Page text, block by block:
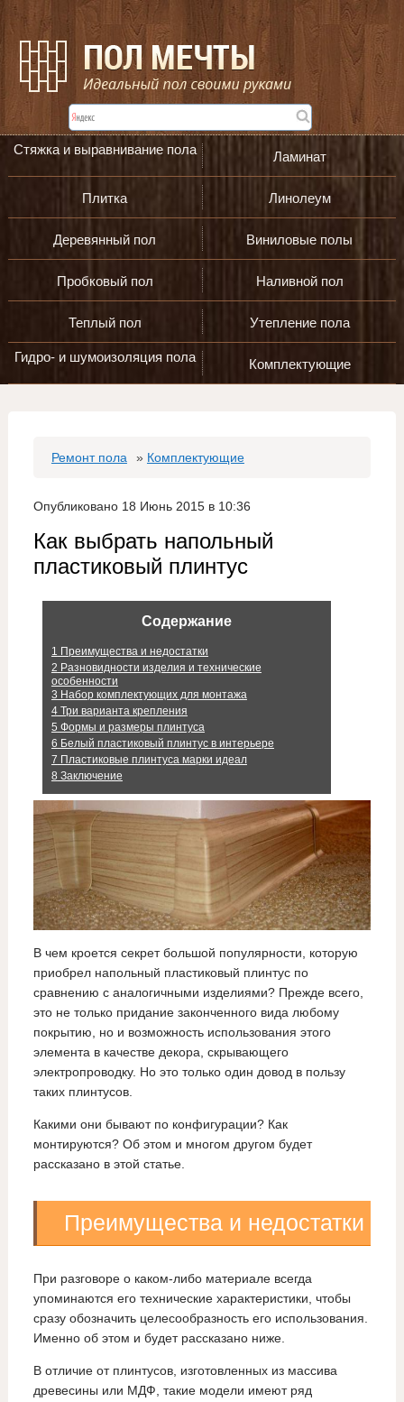
Стяжка и выравнивание пола Ламинат
Плитка Линолеум
Деревянный пол Виниловые полы
Пробковый пол Наливной пол
Теплый пол Утепление пола
Гидро- и шумоизоляция пола Комплектующие
Ремонт пола » Комплектующие
Опубликовано 18 Июнь 2015 в 10:36
Как выбрать напольный
пластиковый плинтус
Содержание
1 Преимущества и недостатки
2 Разновидности изделия и технические
особенности
3 Набор комплектующих для монтажа
4Три варианта крепления
5 Формы и размеры плинтуса
6 Белый пластиковый плинтус в интерьере
7 Пластиковые плинтуса марки идеал
8 Заключение
В чем кроется секрет большой популярности, которую
приобрел напольный пластиковый плинтус по
сравнению с аналогичными изделиями? Прежде всего,
это не только придание законченного вида любому
покрытию, но и возможность использования этого
элемента в качестве декора, скрывающего
электропроводку. Но это только один довод в пользу
таких плинтусов.
Какими они бывают по конфигурации? Как
монтируются? Об этом и многом другом будет
рассказано в этой статье.
Преимущества и недостатки
При разговоре о каком-либо материале всегда
упоминаются его технические характеристики, чтобы
сразу обозначить целесообразность его использования.
Именно об этом и будет рассказано ниже.
В отличие от плинтусов, изготовленных из массива
древесины или МДФ, такие модели имеют ряд